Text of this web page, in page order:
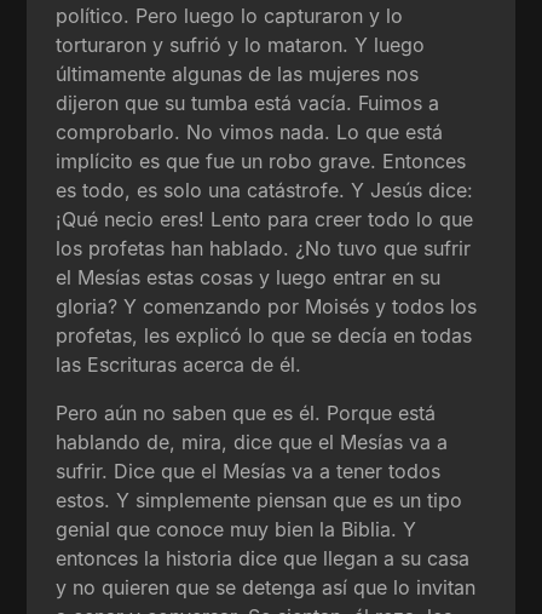
político. Pero luego lo capturaron y lo
torturaron y sufrió y lo mataron. Y luego
últimamente algunas de las mujeres nos
dijeron que su tumba está vacía. Fuimos a
comprobarlo. No vimos nada. Lo que está
implícito es que fue un robo grave. Entonces
es todo, es solo una catástrofe. Y Jesús dice:
¡Qué necio eres! Lento para creer todo lo que
los profetas han hablado. ¿No tuvo que sufrir
el Mesías estas cosas y luego entrar en su
gloria? Y comenzando por Moisés y todos los
profetas, les explicó lo que se decía en todas
las Escrituras acerca de él.
Pero aún no saben que es él. Porque está
hablando de, mira, dice que el Mesías va a
sufrir. Dice que el Mesías va a tener todos
estos. Y simplemente piensan que es un tipo
genial que conoce muy bien la Biblia. Y
entonces la historia dice que llegan a su casa
y no quieren que se detenga así que lo invitan